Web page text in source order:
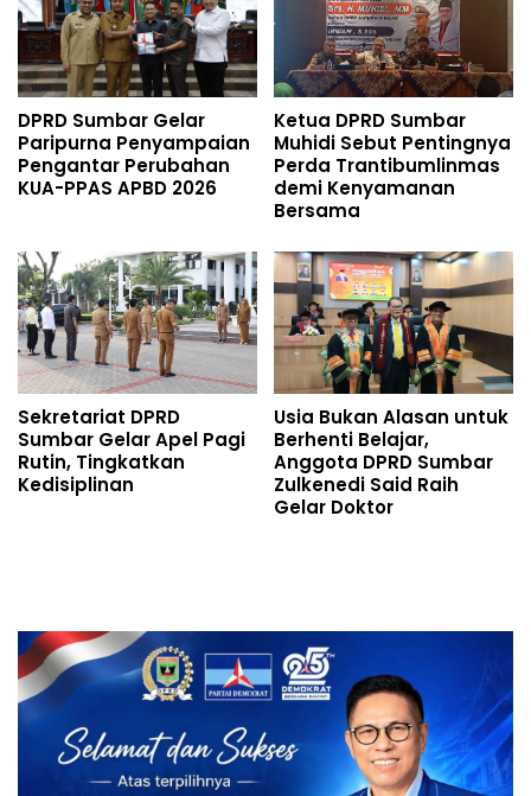
DPRD Sumbar Gelar
Paripurna Penyampaian
Pengantar Perubahan
KUA-PPAS APBD 2026
Ketua DPRD Sumbar
Muhidi Sebut Pentingnya
Perda Trantibumlinmas
demi Kenyamanan
Bersama
Sekretariat DPRD
Sumbar Gelar Apel Pagi
Rutin, Tingkatkan
Kedisiplinan
Usia Bukan Alasan untuk
Berhenti Belajar,
Anggota DPRD Sumbar
Zulkenedi Said Raih
Gelar Doktor